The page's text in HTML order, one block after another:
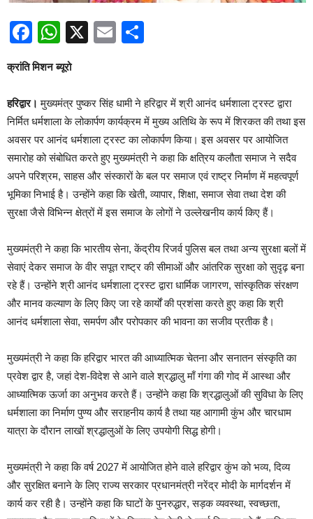
Facebook
WhatsApp
X Email
क्रांति मिशन ब्यूरो
हरिद्वार।मुख्यमंत्र पुष्कर सिंह धामी ने हरिद्वार में श्री आनंद धर्मशाला ट्रस्ट द्वारा
निर्मित धर्मशाला के लोकार्पण कार्यक्रम में मुख्य अतिथि के रूप में शिरकत की तथा इस
अवसर पर आनंद धर्मशाला ट्रस्ट का लोकार्पण किया। इस अवसर पर आयोजित
समारोह को संबोधित करते हुए मुख्यमंत्री ने कहा कि क्षत्रिय कलौता समाज ने सदैव
अपने परिश्रम, साहस और संस्कारों के बल पर समाज एवं राष्ट्र निर्माण में महत्वपूर्ण
भूमिका निभाई है। उन्होंने कहा कि खेती, व्यापार, शिक्षा, समाज सेवा तथा देश की
सुरक्षा जैसे विभिन्न क्षेत्रों में इस समाज के लोगों ने उल्लेखनीय कार्य किए हैं।
मुख्यमंत्री ने कहा कि भारतीय सेना, केंद्रीय रिजर्व पुलिस बल तथा अन्य सुरक्षा बलों में
सेवाएं देकर समाज के वीर सपूत राष्ट्र की सीमाओं और आंतरिक सुरक्षा को सुदृढ़ बना
रहे हैं। उन्होंने श्री आनंद धर्मशाला ट्रस्ट द्वारा धार्मिक जागरण, सांस्कृतिक संरक्षण
और मानव कल्याण के लिए किए जा रहे कार्यों की प्रशंसा करते हुए कहा कि श्री
आनंद धर्मशाला सेवा, समर्पण और परोपकार की भावना का सजीव प्रतीक है।
मुख्यमंत्री ने कहा कि हरिद्वार भारत की आध्यात्मिक चेतना और सनातन संस्कृति का
प्रवेश द्वार है, जहां देश-विदेश से आने वाले श्रद्धालु माँ गंगा की गोद में आस्था और
आध्यात्मिक ऊर्जा का अनुभव करते हैं। उन्होंने कहा कि श्रद्धालुओं की सुविधा के लिए
धर्मशाला का निर्माण पुण्य और सराहनीय कार्य है तथा यह आगामी कुंभ और चारधाम
यात्रा के दौरान लाखों श्रद्धालुओं के लिए उपयोगी सिद्ध होगी।
मुख्यमंत्री ने कहा कि वर्ष 2027 में आयोजित होने वाले हरिद्वार कुंभ को भव्य, दिव्य
और सुरक्षित बनाने के लिए राज्य सरकार प्रधानमंत्री नरेंद्र मोदी के मार्गदर्शन में
कार्य कर रही है। उन्होंने कहा कि घाटों के पुनरुद्धार, सड़क व्यवस्था, स्वच्छता,